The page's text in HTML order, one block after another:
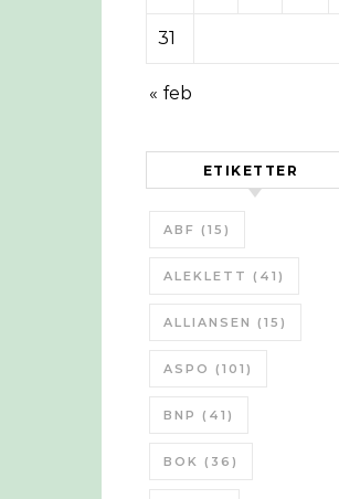
31
« feb
ETIKETTER
ABF (15)
ALEKLETT (41)
ALLIANSEN (15)
ASPO (101)
BNP (41)
BOK (36)